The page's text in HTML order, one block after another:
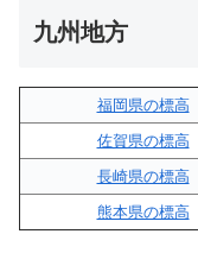
九州地方
福岡県の標高
佐賀県の標高
長崎県の標高
熊本県の標高